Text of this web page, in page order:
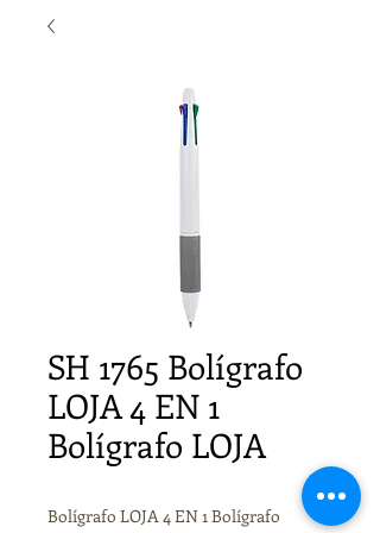
SH 1765 Bolígrafo
LOJA 4 EN 1
Bolígrafo LOJA
Bolígrafo LOJA 4 EN 1 Bolígrafo